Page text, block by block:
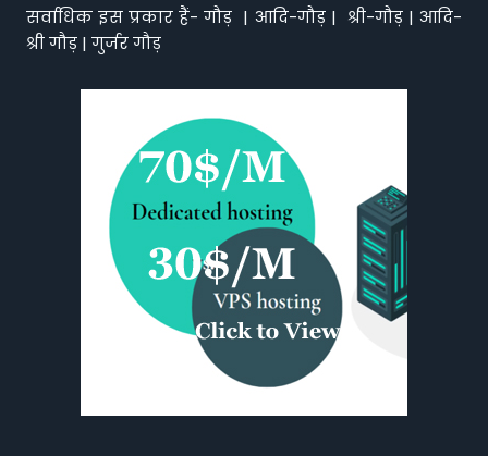
सर्वाधिक इस प्रकार हैं- गौड़ | आदि-गौड़ | श्री-गौड़ | आदि-
श्री गौड़ | गुर्जर गौड़